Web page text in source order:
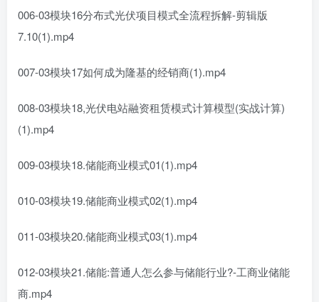
006-03模块16分布式光伏项目模式全流程拆解-剪辑版
7.10(1).mp4
007-03模块17如何成为隆基的经销商(1).mp4
008-03模块18,光伏电站融资租赁模式计算模型(实战计算)
(1).mp4
009-03模块18.储能商业模式01(1).mp4
010-03模块19.储能商业模式02(1).mp4
011-03模块20.储能商业模式03(1).mp4
012-03模块21.储能:普通人怎么参与储能行业?-工商业储能
商.mp4